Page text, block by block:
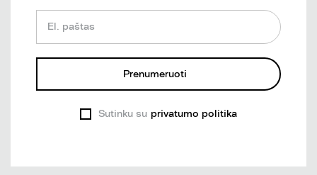
El. paštas
Prenumeruoti
Sutinku su privatumo politika